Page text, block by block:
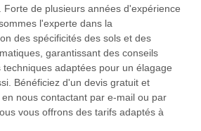
Forte de plusieurs années d'expérience
l'experte dans la
des spécificités des sols et des
garantissant des conseils
techniques adaptées pour un élagage
Bénéficiez d'un devis gratuit et
nous contactant par e-mail ou par
vous offrons des tarifs adaptés à